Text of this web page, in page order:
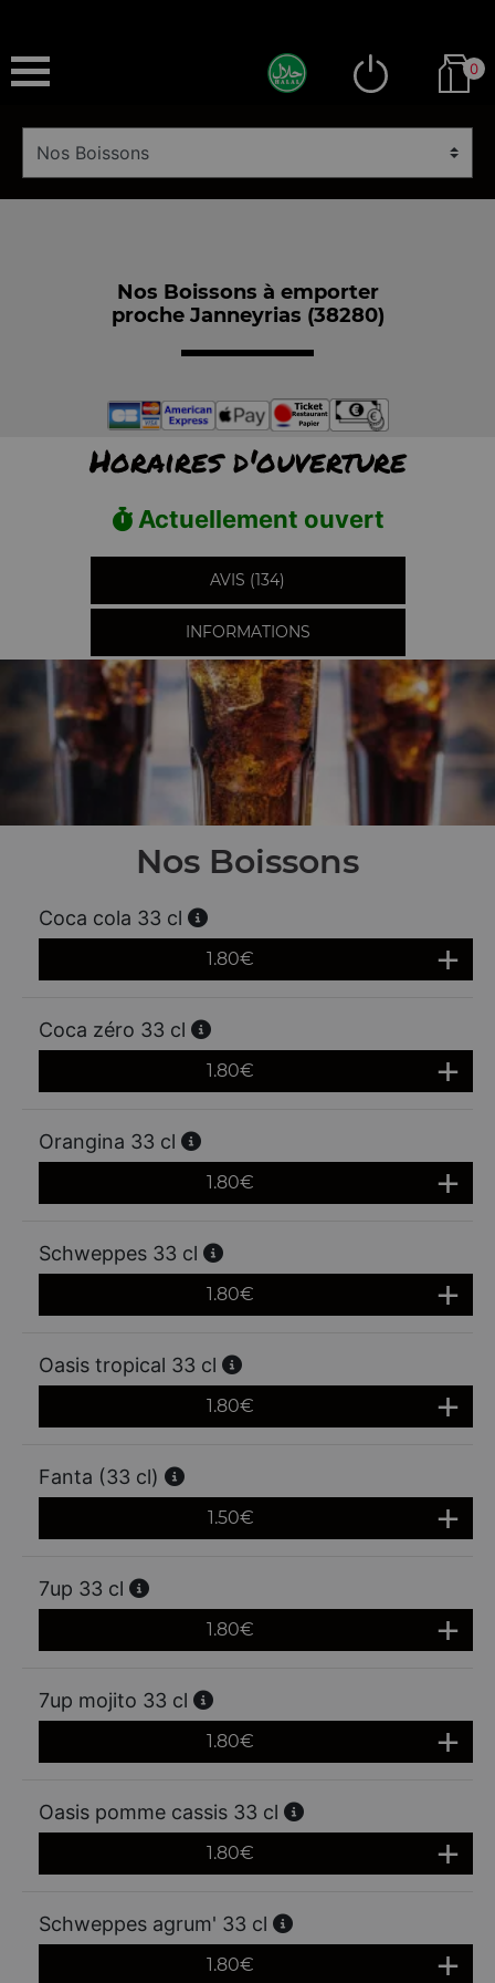
0
Nos Boissons à emporter
proche Janneyrias (38280)
Horaires d'ouverture
Actuellement ouvert
AVIS (134)
INFORMATIONS
Nos Boissons
Coca cola 33 cl
1.80€
Coca zéro 33 cl
1.80€
Orangina 33 cl
1.80€
Schweppes 33 cl
1.80€
Oasis tropical 33 cl
1.80€
Fanta (33 cl)
1.50€
7up 33 cl
1.80€
7up mojito 33 cl
1.80€
Oasis pomme cassis 33 cl
1.80€
Schweppes agrum' 33 cl
1.80€